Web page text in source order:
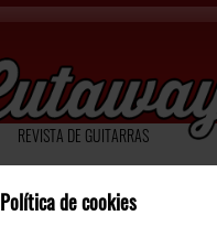
REVISTA DE GUITARRAS
Política de cookies